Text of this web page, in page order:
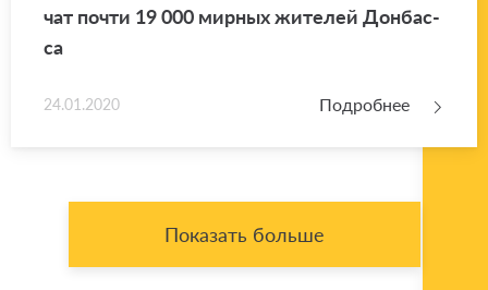
чат почти 19 000 мир­ных жи­те­лей Дон­бас­
са
24.01.2020 Подробнее
Показать больше